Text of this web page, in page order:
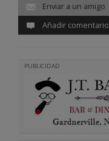
Enviar a un amigo
Añadir comentario
PUBLICIDAD